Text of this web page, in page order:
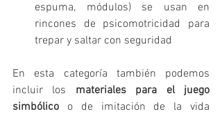
espuma, módulos) se usan en
rincones de psicomotricidad para
trepar y saltar con seguridad
En esta categoría también podemos
incluir los materiales para el juego
simbólico o de imitación de la vida